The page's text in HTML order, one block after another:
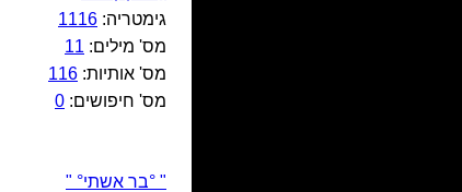
גימטריה: 1116
מס' מילים: 11
מס' אותיות: 116
מס' חיפושים: 0
" °בר אשתי° "